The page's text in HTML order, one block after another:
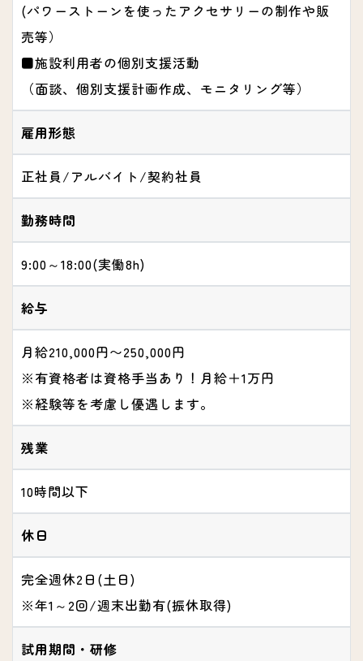
(パワーストーンを使ったアクセサリーの制作や販
売等）
■施設利用者の個別支援活動
（面談、個別支援計画作成、モニタリング等）
雇用形態
正社員/アルバイト/契約社員
勤務時間
9:00～18:00(実働8h)
給与
月給210,000円〜250,000円
※有資格者は資格手当あり！月給＋1万円
※経験等を考慮し優遇します。
残業
10時間以下
休日
完全週休2日(土日)
※年1～2回/週末出勤有(振休取得)
試用期間・研修